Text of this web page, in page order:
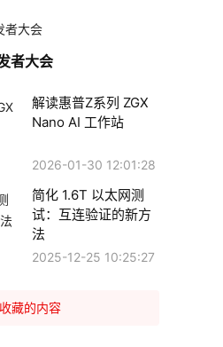
者大会
解读惠普Z系列 ZGX
Nano AI 工作站
2026-01-30 12:01:28
简化 1.6T 以太网测
试：互连验证的新方
法
2025-12-25 10:25:27
藏的内容